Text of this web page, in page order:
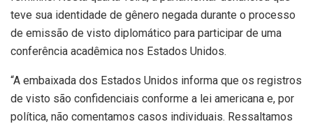
teve sua identidade de gênero negada durante o processo
de emissão de visto diplomático para participar de uma
conferência acadêmica nos Estados Unidos.
“A embaixada dos Estados Unidos informa que os registros
de visto são confidenciais conforme a lei americana e, por
política, não comentamos casos individuais. Ressaltamos